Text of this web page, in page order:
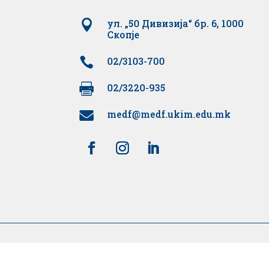

ул. „50 Дивизија“ бр. 6, 1000
Скопје
 02/3103-700
 02/3220-935
 medf@medf.ukim.edu.mk